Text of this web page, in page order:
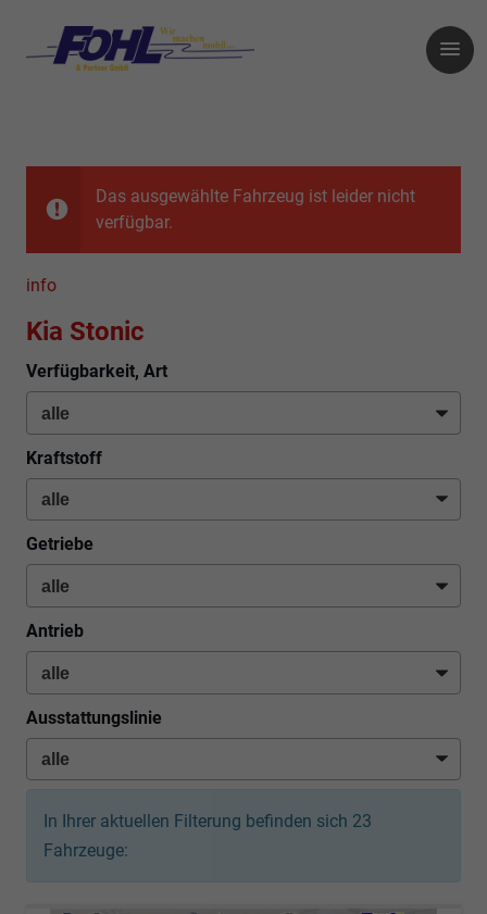
Das ausgewählte Fahrzeug ist leider nicht
verfügbar.
info
Kia Stonic
Verfügbarkeit, Art
Kraftstoff
Getriebe
Antrieb
Ausstattungslinie
In Ihrer aktuellen Filterung befinden sich 23
Fahrzeuge: